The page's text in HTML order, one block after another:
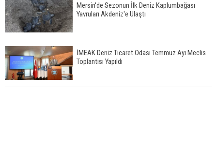
Mersin'de Sezonun İlk Deniz Kaplumbağası
Yavruları Akdeniz'e Ulaştı
İMEAK Deniz Ticaret Odası Temmuz Ayı Meclis
Toplantısı Yapıldı